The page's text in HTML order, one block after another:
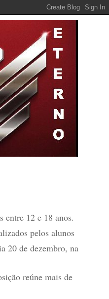
entre 12 e 18 anos.
pelos alunos
20 de dezembro, na
reúne mais de